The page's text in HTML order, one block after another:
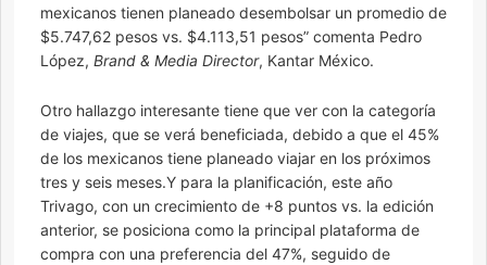
mexicanos tienen planeado desembolsar un promedio de
$5.747,62 pesos vs. $4.113,51 pesos” comenta Pedro
López, Brand & Media Director, Kantar México.
Otro hallazgo interesante tiene que ver con la categoría
de viajes, que se verá beneficiada, debido a que el 45%
de los mexicanos tiene planeado viajar en los próximos
tres y seis meses.Y para la planificación, este año
Trivago, con un crecimiento de +8 puntos vs. la edición
anterior, se posiciona como la principal plataforma de
compra con una preferencia del 47%, seguido de